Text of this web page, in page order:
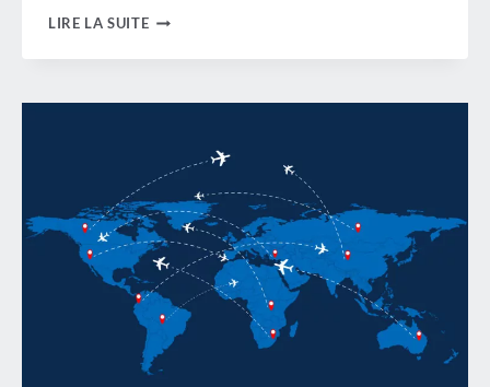
LIRE LA SUITEREVUE